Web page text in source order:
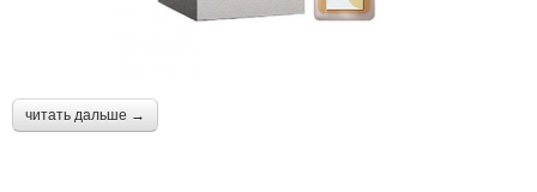
читать дальше →